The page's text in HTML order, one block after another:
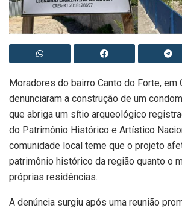
Moradores do bairro Canto do Forte, em
denunciaram a construção de um
que abriga um sítio arqueológico
do Patrimônio Histórico e Artístico
comunidade local teme que o projeto
patrimônio histórico da região quanto o
próprias residências.
A denúncia surgiu após uma reunião